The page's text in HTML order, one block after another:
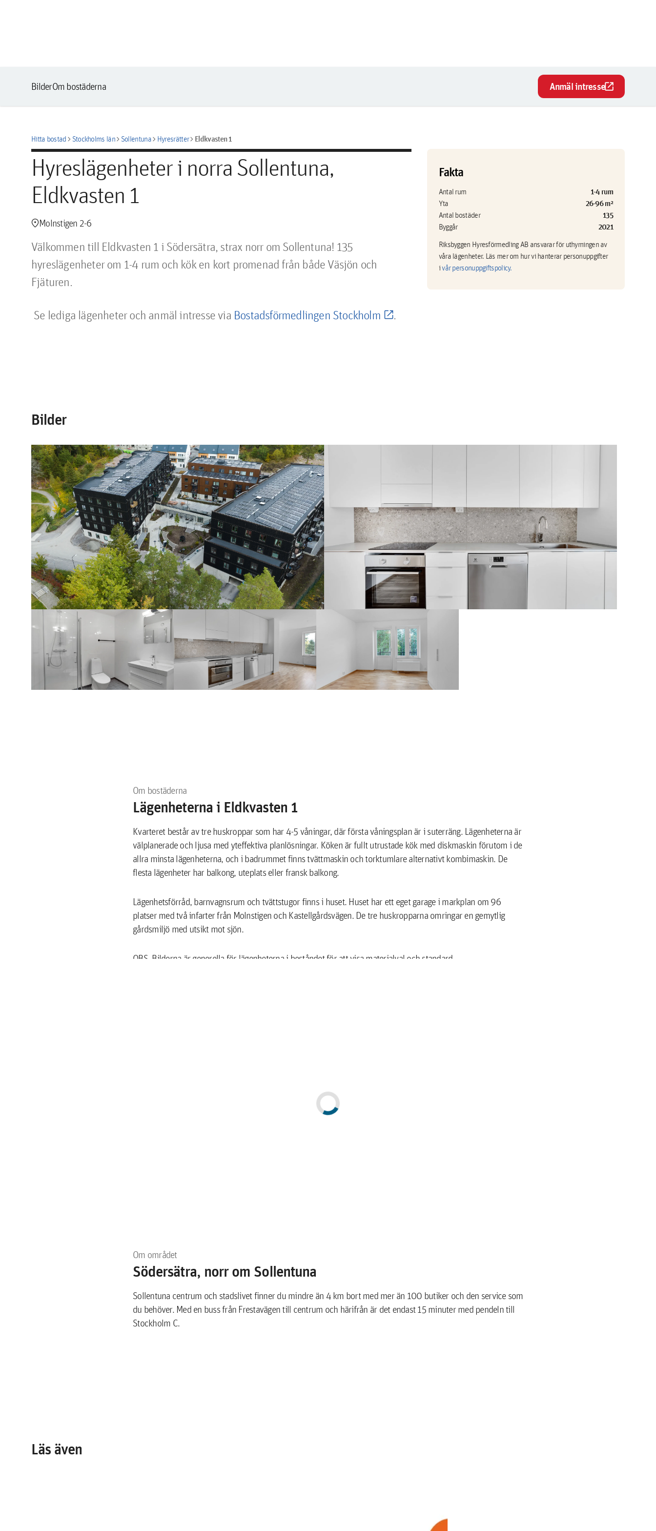
BilderOm bostäderna Anmäl intresseopen_in_new
Hitta bostadchevron_rightStockholms länchevron_rightSollentunachevron_rightHyresrätterchevron_rightEldkvasten 1
Hyreslägenheter i norra Sollentuna,
Eldkvasten 1
location_pinMolnstigen 2-6
Välkommen till Eldkvasten 1 i Södersätra, strax norr om Sollentuna! 135
hyreslägenheter om 1-4 rum och kök en kort promenad från både Väsjön och
Fjäturen.
Se lediga lägenheter och anmäl intresse via Bostadsförmedlingen Stockholm .
Fakta
Antal rum 1-4 rum
Yta 26-96 m²
Antal bostäder 135
Byggår 2021
Riksbyggen Hyresförmedling AB ansvarar för uthyrningen av
våra lägenheter. Läs mer om hur vi hanterar personuppgifter
ivår personuppgiftspolicy.
Bilder
Om bostäderna
Lägenheterna i Eldkvasten 1
Kvarteret består av tre huskroppar som har 4-5 våningar, där första våningsplan är i suterräng. Lägenheterna är
välplanerade och ljusa med yteffektiva planlösningar. Köken är fullt utrustade kök med diskmaskin förutom i de
allra minsta lägenheterna, och i badrummet finns tvättmaskin och torktumlare alternativt kombimaskin. De
flesta lägenheter har balkong, uteplats eller fransk balkong.
Lägenhetsförråd, barnvagnsrum och tvättstugor finns i huset. Huset har ett eget garage i markplan om 96
platser med två infarter från Molnstigen och Kastellgårdsvägen. De tre huskropparna omringar en gemytlig
gårdsmiljö med utsikt mot sjön.
OBS. Bilderna är generella för lägenheterna i beståndet för att visa materialval och standard.
Om området
Södersätra, norr om Sollentuna
Sollentuna centrum och stadslivet finner du mindre än 4 km bort med mer än 100 butiker och den service som
du behöver. Med en buss från Frestavägen till centrum och härifrån är det endast 15 minuter med pendeln till
Stockholm C.
Läs även